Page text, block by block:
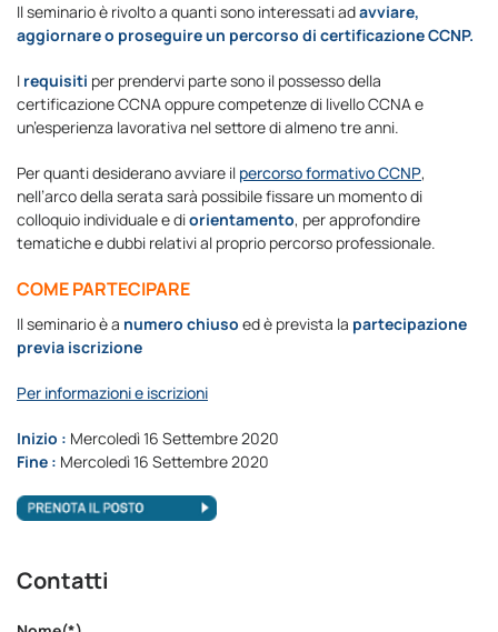
Il seminario è rivolto a quanti sono interessati adavviare,
aggiornare o proseguire un percorso di certificazione CCNP.
I requisiti per prendervi parte sono il possesso della
certificazione CCNA oppure competenze di livello CCNA e
un’esperienza lavorativa nel settore di almeno tre anni.
Per quanti desiderano avviare il percorso formativo CCNP,
nell’arco della serata sarà possibile fissare un momento di
colloquio individuale e diorientamento, per approfondire
tematiche e dubbi relativi al proprio percorso professionale.
COME PARTECIPARE
Il seminario è a numero chiuso ed è prevista la partecipazione
previa iscrizione
Per informazioni e iscrizioni
Inizio : Mercoledì 16 Settembre 2020
Fine : Mercoledì 16 Settembre 2020
Contatti